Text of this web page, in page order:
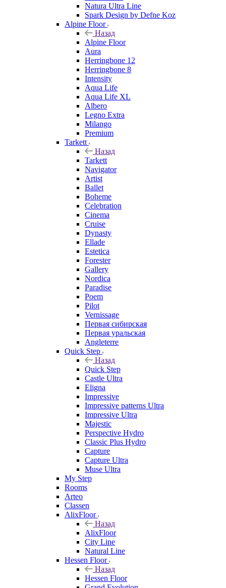
Natura Ultra Line
Spark Design by Defne Koz
Alpine Floor
Назад
Alpine Floor
Aura
Herringbone 12
Herringbone 8
Intensity
Aqua Life
Aqua Life XL
Albero
Legno Extra
Milango
Premium
Tarkett
Назад
Tarkett
Navigator
Artist
Ballet
Boheme
Celebration
Cinema
Cruise
Dynasty
Ellade
Estetica
Forester
Gallery
Nordica
Paradise
Poem
Pilot
Vernissage
Первая сибирская
Первая уральская
Angleterre
Quick Step
Назад
Quick Step
Castle Ultra
Eligna
Impressive
Impressive patterns Ultra
Impressive Ultra
Majestic
Perspective Hydro
Classic Plus Hydro
Capture
Capture Ultra
Muse Ultra
My Step
Rooms
Arteo
Classen
AlixFloor
Назад
AlixFloor
City Line
Natural Line
Hessen Floor
Назад
Hessen Floor